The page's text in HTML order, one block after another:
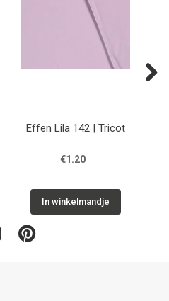
Effen Lila 142 | Tricot
€1.20
In winkelmandje